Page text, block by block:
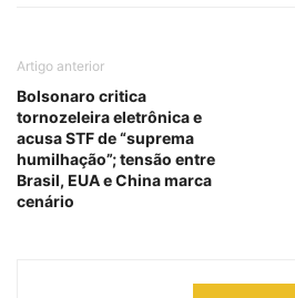
Artigo anterior
Bolsonaro critica
tornozeleira eletrônica e
acusa STF de “suprema
humilhação”; tensão entre
Brasil, EUA e China marca
cenário